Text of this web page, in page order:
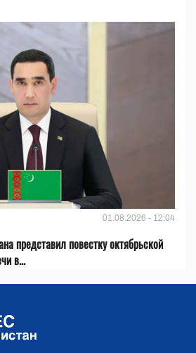
01.08.2026 - 12:04
представил повестку октябрьской
в...